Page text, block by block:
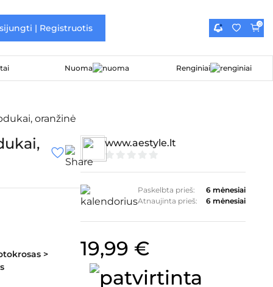
| Registruotis 0
Nuoma Renginiai
oranžinė
>
www.aestyle.lt
Paskelbta prieš:
6 mėnesiai
Atnaujinta prieš:
6 mėnesiai
19,99 €